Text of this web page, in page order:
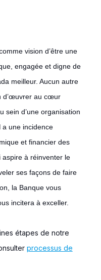
vision d’être une
engagée et digne de
meilleur. Aucun autre
d’œuvrer au cœur
sein d’une organisation
a une incidence
et financier des
aspire à réinventer le
ses façons de faire
la Banque vous
incitera à exceller.
étapes de notre
processus de